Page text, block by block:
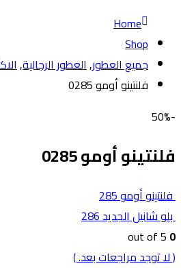
Home
Shop
جميع العطور,العطور الرجالية,
فلنتينو أومو 0285
-50%
فلنتينو أومو 0285
فلنتينو أومو 285
بلو شانيل الجديد 286
0
( لا توجد مراجعات بعد. )